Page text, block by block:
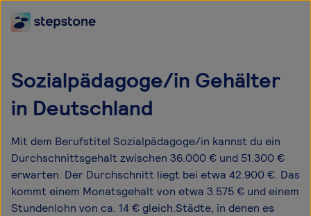
Sozialpädagoge/in Gehälter
in Deutschland
Mit dem Berufstitel Sozialpädagoge/in kannst du ein
Durchschnittsgehalt zwischen 36.000 € und 51.300 €
erwarten. Der Durchschnitt liegt bei etwa 42.900 €. Das
kommt einem Monatsgehalt von etwa 3.575 € und einem
Stundenlohn von ca. 14 € gleich.Städte, in denen es